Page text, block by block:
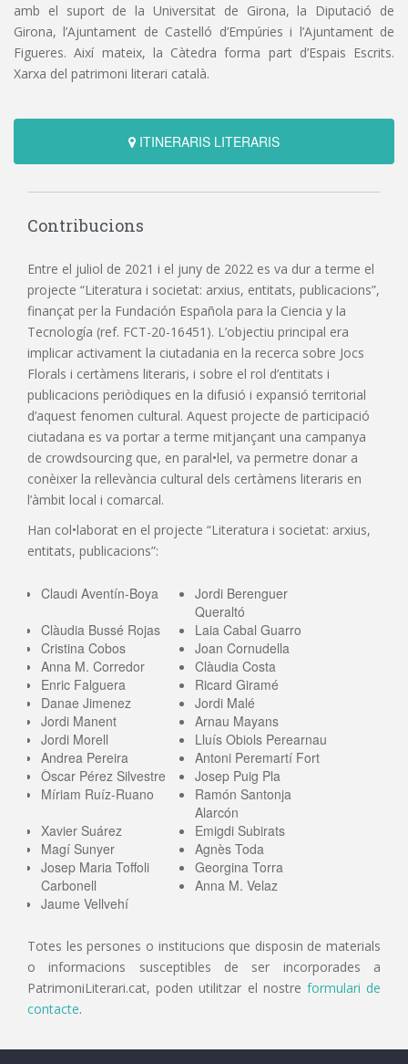
amb el suport de la Universitat de Girona, la Diputació de
Girona, l’Ajuntament de Castelló d’Empúries i l’Ajuntament de
Figueres. Així mateix, la Càtedra forma part d’Espais Escrits.
Xarxa del patrimoni literari català.
ITINERARIS LITERARIS
Contribucions
Entre el juliol de 2021 i el juny de 2022 es va dur a terme el
projecte “Literatura i societat: arxius, entitats, publicacions”,
finançat per la Fundación Española para la Ciencia y la
Tecnología (ref. FCT-20-16451). L’objectiu principal era
implicar activament la ciutadania en la recerca sobre Jocs
Florals i certàmens literaris, i sobre el rol d’entitats i
publicacions periòdiques en la difusió i expansió territorial
d’aquest fenomen cultural. Aquest projecte de participació
ciutadana es va portar a terme mitjançant una campanya
de crowdsourcing que, en paral•lel, va permetre donar a
conèixer la rellevància cultural dels certàmens literaris en
l’àmbit local i comarcal.
Han col•laborat en el projecte “Literatura i societat: arxius,
entitats, publicacions”:
Claudi Aventín-Boya
Jordi Berenguer
Queraltó
Clàudia Bussé Rojas
Laia Cabal Guarro
Cristina Cobos
Joan Cornudella
Anna M. Corredor
Clàudia Costa
Enric Falguera
Ricard Giramé
Danae Jimenez
Jordi Malé
Jordi Manent
Arnau Mayans
Jordi Morell
Lluís Obiols Perearnau
Andrea Pereira
Antoni Peremartí Fort
Òscar Pérez Silvestre
Josep Puig Pla
Míriam Ruíz-Ruano
Ramón Santonja
Alarcón
Xavier Suárez
Emigdi Subirats
Magí Sunyer
Agnès Toda
Josep Maria Toffoli
Carbonell
Georgina Torra
Anna M. Velaz
Jaume Vellvehí
Totes les persones o institucions que disposin de materials
o informacions susceptibles de ser incorporades a
PatrimoniLiterari.cat, poden utilitzar el nostre formulari de
contacte.